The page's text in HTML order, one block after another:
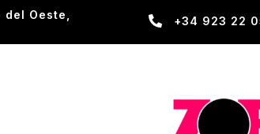
Oeste,
+34 923 22